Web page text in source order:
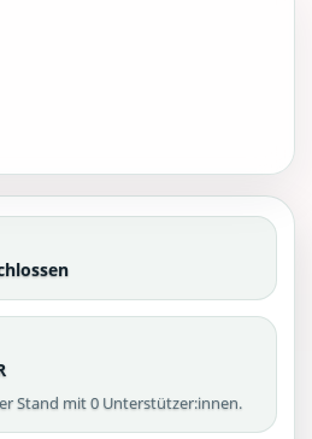
Stand mit 0 Unterstützer:innen.